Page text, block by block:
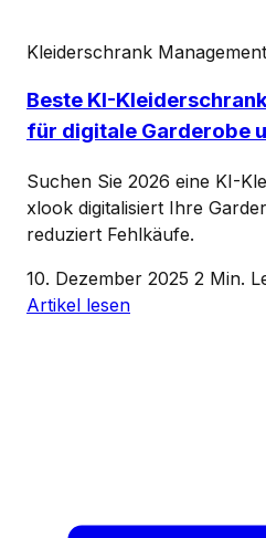
Kleiderschrank Management
Beste KI-
für digitale Garderobe
Suchen Sie 2026 eine KI-
xlook digitalisiert Ihre
reduziert Fehlkäufe.
10. Dezember 2025 2 Min.
Artikel lesen